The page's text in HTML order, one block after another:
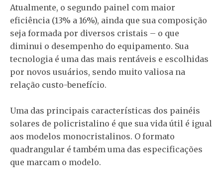
Atualmente, o segundo painel com maior
eficiência (13% a 16%), ainda que sua composição
seja formada por diversos cristais – o que
diminui o desempenho do equipamento. Sua
tecnologia é uma das mais rentáveis e escolhidas
por novos usuários, sendo muito valiosa na
relação custo-benefício.
Uma das principais características dos painéis
solares de policristalino é que sua vida útil é igual
aos modelos monocristalinos. O formato
quadrangular é também uma das especificações
que marcam o modelo.